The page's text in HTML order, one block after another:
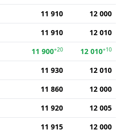
11 910
12 000
11 910
12 010
11 900+20 12 010+10
11 930
12 010
11 860
12 000
11 920
12 005
11 915
12 000